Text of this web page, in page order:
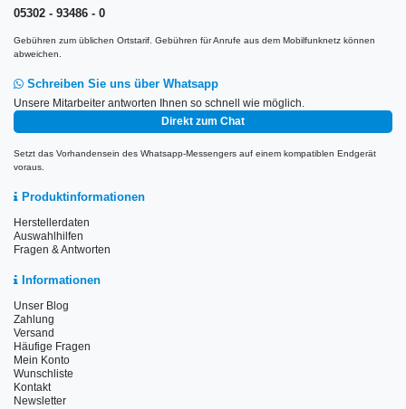
05302 - 93486 - 0
Gebühren zum üblichen Ortstarif. Gebühren für Anrufe aus dem Mobilfunknetz können
abweichen.
Schreiben Sie uns über Whatsapp
Unsere Mitarbeiter antworten Ihnen so schnell wie möglich.
Direkt zum Chat
Setzt das Vorhandensein des Whatsapp-Messengers auf einem kompatiblen Endgerät
voraus.
Produktinformationen
Herstellerdaten
Auswahlhilfen
Fragen & Antworten
Informationen
Unser Blog
Zahlung
Versand
Häufige Fragen
Mein Konto
Wunschliste
Kontakt
Newsletter